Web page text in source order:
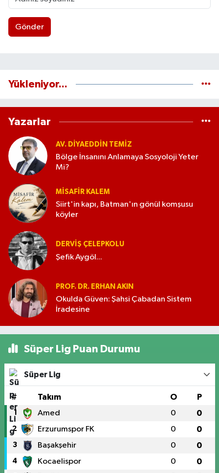
Gönder
Yükleniyor...
Yazarlar
AV. DIYAEDDIN TEMIZ
Bölge İnsanını Anlamaya Sosyoloji Yeter
Mi?
MISAFIR KALEM
Siirt'in kapı, Batman'ın gönül komşusu
köyler
DERVIŞ ÇELEPKOLU
Şefik Aygöl...
PROF. DR. ERHAN AKIN
Okulda Güven: Şahsi Çabadan Sistem
İradesine
Süper Lig Puan Durumu
Süper Lig
# Takım O P
1 Amed 0 0
2 Erzurumspor FK 0 0
3 Başakşehir 0 0
4 Kocaelispor 0 0